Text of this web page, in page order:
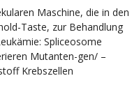
Maschine, die in den
Taste, zur Behandlung
Spliceosome
Mutanten-gen/ –
Krebszellen